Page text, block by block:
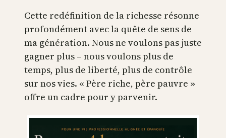
Cette redéfinition de la richesse résonne
profondément avec la quête de sens de
ma génération. Nous ne voulons pas juste
gagner plus – nous voulons plus de
temps, plus de liberté, plus de contrôle
sur nos vies. « Père riche, père pauvre »
offre un cadre pour y parvenir.